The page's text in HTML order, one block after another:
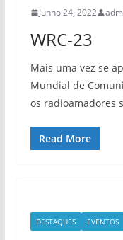
Junho 24, 2022
WRC-23
Mais uma vez se
Mundial de
os radioamadores
Read More
DESTAQUES EVENTOS